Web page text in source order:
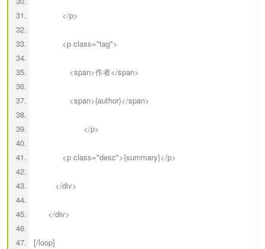
</p>
<p class="tag">
<span>作者</span>
<span>{author}</span>
</p>
<p class="desc">{summary}</p>
</div>
</div>
[/loop]